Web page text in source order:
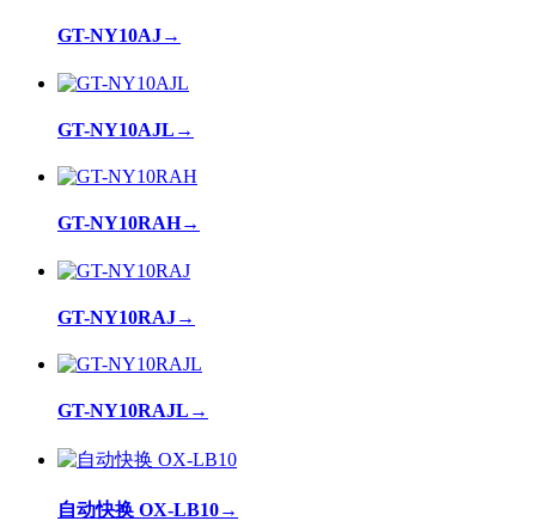
GT-NY10AJ→
GT-NY10AJL →
GT-NY10RAH→
GT-NY10RAJ→
GT-NY10RAJL →
自动快换 OX-LB10→